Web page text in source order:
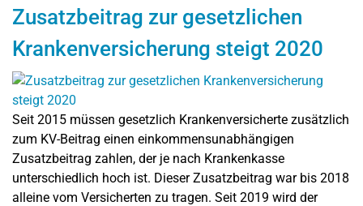
Zusatzbeitrag zur gesetzlichen
Krankenversicherung steigt 2020
Seit 2015 müssen gesetzlich Krankenversicherte zusätzlich
zum KV-Beitrag einen einkommensunabhängigen
Zusatzbeitrag zahlen, der je nach Krankenkasse
unterschiedlich hoch ist. Dieser Zusatzbeitrag war bis 2018
alleine vom Versicherten zu tragen. Seit 2019 wird der